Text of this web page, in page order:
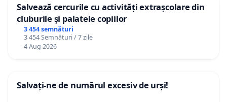
Salvează cercurile cu activități extrașcolare din
cluburile și palatele copiilor
3 454 semnături
3 454 Semnături / 7 zile
4 Aug 2026
Salvați-ne de numărul excesiv de urși!